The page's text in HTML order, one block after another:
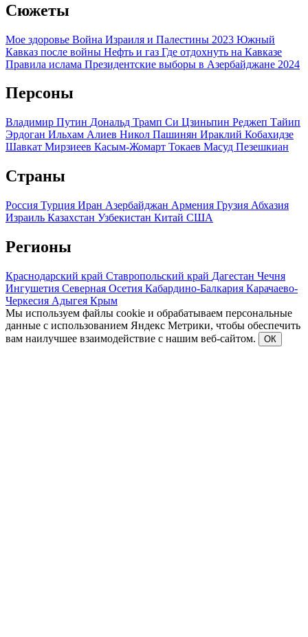
Сюжеты
Мое здоровье Война Израиля и Палестины 2023 Южный
Кавказ после войны Нефть и газ Где отдохнуть на Кавказе
Правила ислама Президентские выборы в Азербайджане 2024
Персоны
Владимир Путин Дональд Трамп Си Цзиньпин Реджеп Тайип
Эрдоган Ильхам Алиев Никол Пашинян Ираклий Кобахидзе
Шавкат Мирзиеев Касым-Жомарт Токаев Масуд Пезешкиан
Страны
Россия Турция Иран Азербайджан Армения Грузия Абхазия
Израиль Казахстан Узбекистан Китай США
Регионы
Краснодарский край Ставропольский край Дагестан Чечня
Ингушетия Северная Осетия Кабардино-Балкария Карачаево-
Черкесия Адыгея Крым
Мы используем файлы cookie и обрабатываем персональные
данные с использованием Яндекс Метрики, чтобы обеспечить
вам наилучшее взаимодействие с нашим веб-сайтом.
ОК